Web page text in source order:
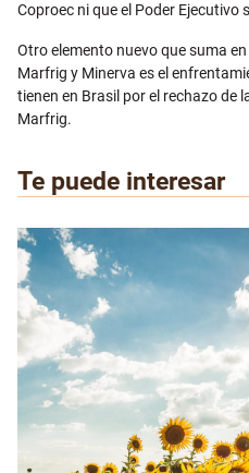
Coproec ni que el Poder Ejecutivo
Otro elemento nuevo que suma
Marfrig y Minerva es el
tienen en Brasil por el rechazo de
Marfrig.
Te puede interesar